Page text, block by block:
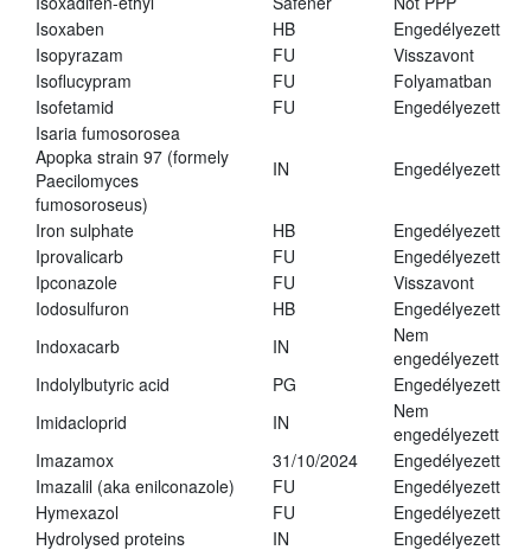
Isoxaben
HB
Engedélyezett
Isopyrazam
FU
Visszavont
Isoflucypram
FU
Folyamatban
Isofetamid
FU
Engedélyezett
Isaria fumosorosea
Apopka strain 97 (formely
Paecilomyces
fumosoroseus)
IN Engedélyezett
Iron sulphate HB
Engedélyezett
Iprovalicarb
FU
Engedélyezett
Ipconazole
FU
Visszavont
Iodosulfuron
HB
Engedélyezett
Indoxacarb
IN
Nem
engedélyezett
Indolylbutyric acid
PG
Engedélyezett
Imidacloprid
IN
Nem
engedélyezett
Imazamox
31/10/2024
Engedélyezett
Imazalil (aka enilconazole)
FU
Engedélyezett
Hymexazol
FU
Engedélyezett
Hydrolysed proteins
IN
Engedélyezett